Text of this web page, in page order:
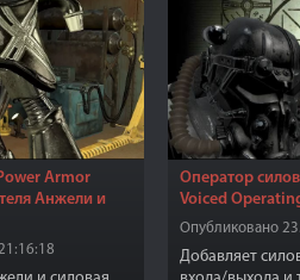
Armor
Анжели и
Оператор
Voiced
Опубликовано
Добавляет